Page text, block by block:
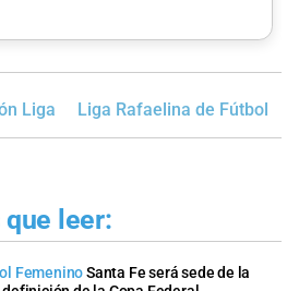
Liga Liga Rafaelina de Fútbol
leer:
FemeninoSanta Fe será sede de la